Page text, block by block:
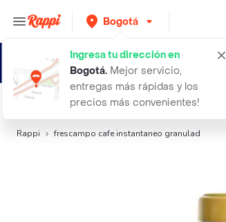
Bogotá
Ingresa tu dirección en
Bogotá. Mejor servicio,
entregas más rápidas y los
precios más convenientes!
Búsquedas relacionadas:Café,Frescampo,Colcafé
Rappi frescampo cafe instantaneo granulad